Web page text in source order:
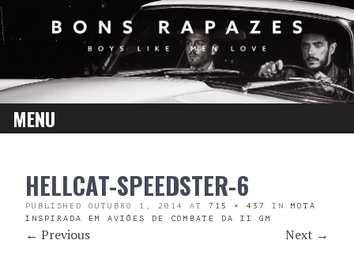
MENU
CONTENTHELLCAT-SPEEDSTER-6
PUBLISHED OUTUBRO 1, 2014 AT 715 × 437 IN MOTA
INSPIRADA EM AVIÕES DE COMBATE DA II GM
← Previous Next →